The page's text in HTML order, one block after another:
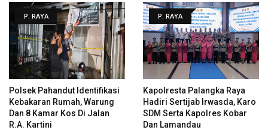
P. RAYA
Polsek Pahandut Identifikasi
Kebakaran Rumah, Warung
Dan 8 Kamar Kos Di Jalan
R.A. Kartini
P. RAYA
Kapolresta Palangka Raya
Hadiri Sertijab Irwasda, Karo
SDM Serta Kapolres Kobar
Dan Lamandau